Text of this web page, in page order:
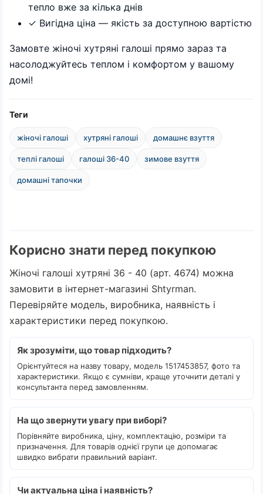
тепло вже за кілька днів
✓ Вигідна ціна — якість за доступною вартістю
Замовте жіночі хутряні галоші прямо зараз та
насолоджуйтесь теплом і комфортом у вашому
домі!
Теги
жіночі галоші хутряні галоші домашнє взуття
теплі галоші галоші 36-40 зимове взуття
домашні тапочки
Корисно знати перед покупкою
Жіночі галоші хутряні 36 - 40 (арт. 4674) можна
замовити в інтернет-магазині Shtyrman.
Перевіряйте модель, виробника, наявність і
характеристики перед покупкою.
Як зрозуміти, що товар підходить?
Орієнтуйтеся на назву товару, модель 1517453857, фото та
характеристики. Якщо є сумніви, краще уточнити деталі у
консультанта перед замовленням.
На що звернути увагу при виборі?
Порівняйте виробника, ціну, комплектацію, розміри та
призначення. Для товарів однієї групи це допомагає
швидко вибрати правильний варіант.
Чи актуальна ціна і наявність?